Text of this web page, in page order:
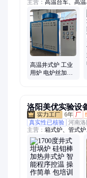
主营： 高温台车、高
管、箱式电阻炉、真
真空气氛、高温真空
高温井式炉 工业
用炉 电炉丝加热
洛阳美优实验设
6年 厂
真实性已核验 河南洛
主营： 箱式炉、管式
降炉、马弗炉、箱式